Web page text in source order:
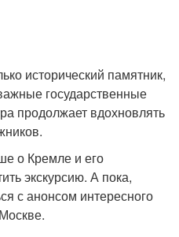
исторический памятник,
государственные
продолжает вдохновлять
о Кремле и его
экскурсию. А пока,
с анонсом интересного